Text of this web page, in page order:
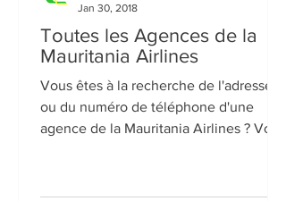
Toutes les Agences de la
Mauritania Airlines
Vous êtes à la recherche de l'adresse
ou du numéro de téléphone d'une
agence de la Mauritania Airlines ? Voici
Jan 30, 2018